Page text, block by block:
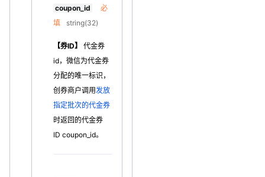
coupon_id
必
填
string(32)
【券ID】
代金券
id，微信为代金券
分配的唯一标识，
创券商户调用发放
指定批次的代金券
时返回的代金券
ID coupon_id。